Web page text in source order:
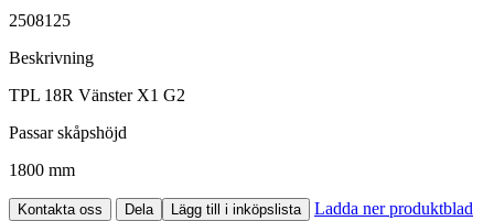
2508125
Beskrivning
TPL 18R Vänster X1 G2
Passar skåpshöjd
1800 mm
Kontakta oss Dela Lägg till i inköpslista Ladda ner produktblad